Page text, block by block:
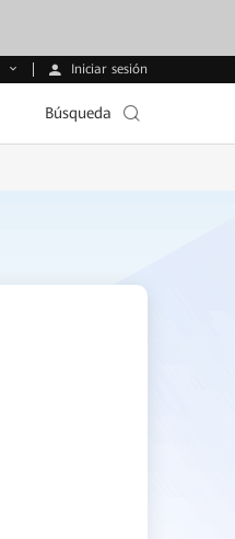
Iniciar sesión
Búsqueda